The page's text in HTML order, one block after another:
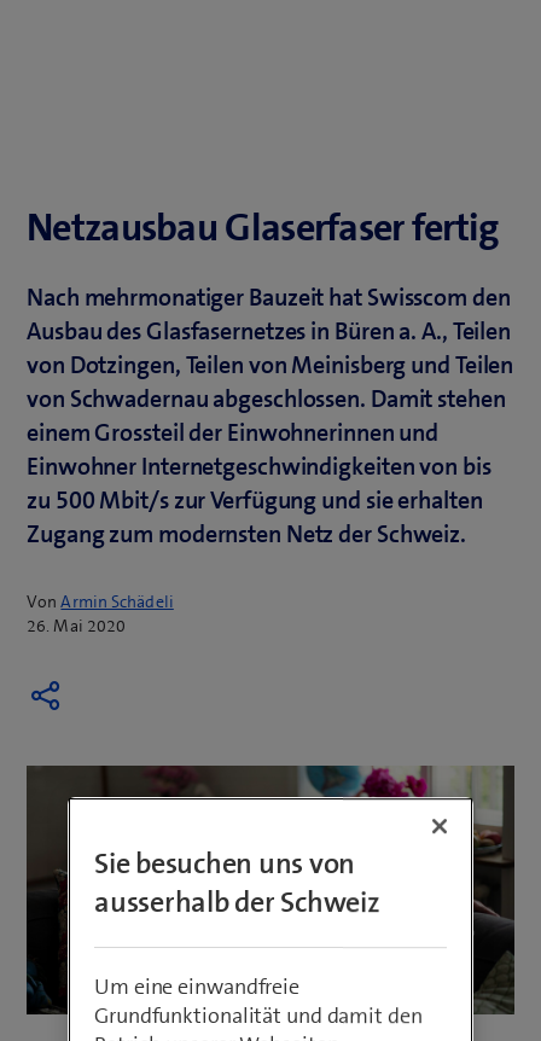
Netzausbau Glaserfaser fertig
Nach mehrmonatiger Bauzeit hat Swisscom den
Ausbau des Glasfasernetzes in Büren a. A., Teilen
von Dotzingen, Teilen von Meinisberg und Teilen
von Schwadernau abgeschlossen. Damit stehen
einem Grossteil der Einwohnerinnen und
Einwohner Internetgeschwindigkeiten von bis
zu 500 Mbit/s zur Verfügung und sie erhalten
Zugang zum modernsten Netz der Schweiz.
VonArmin Schädeli
26. Mai 2020
Sie besuchen uns von
ausserhalb der Schweiz
Um eine einwandfreie
Grundfunktionalität und damit den